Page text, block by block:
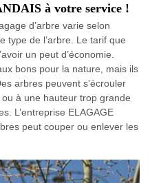
à votre service !
d’arbre varie selon
type de l’arbre. Le tarif que
un peut d’économie.
bons pour la nature, mais ils
arbres peuvent s’écrouler
à une hauteur trop grande
L’entreprise ELAGAGE
peut couper ou enlever les